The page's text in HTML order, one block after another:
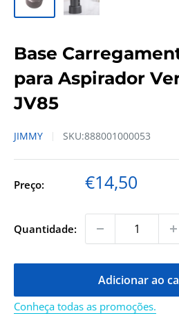
Base
para Aspirador
JV85
JIMMY SKU:888001000053
Preço: Preço
venda
€14,50
Quantidade:
Adicionar ao
Conheça todas as promoções.